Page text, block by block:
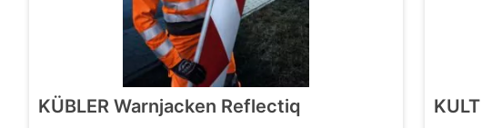
KÜBLER Warnjacken Reflectiq